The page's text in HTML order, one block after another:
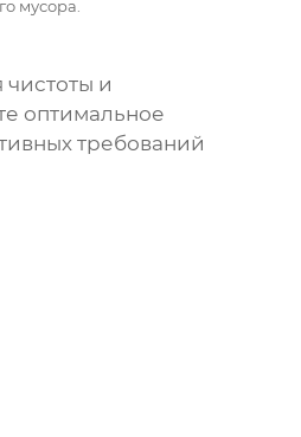
мусора.
и
оптимальное
требований